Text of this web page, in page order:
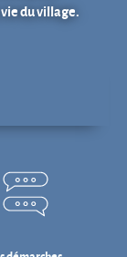
du village.